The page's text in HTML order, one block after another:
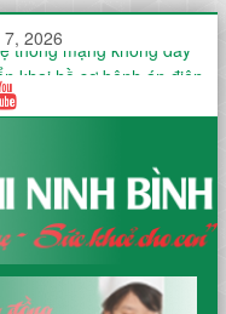
2026
thống mạng không dây
khai hồ sơ bệnh án điện
thực chữ ký số
TUẦN LỄ THẾ GIỚI NUÔI
LỄ THẾ GIỚI NUÔI CON
vụ diệt gián tại Bệnh